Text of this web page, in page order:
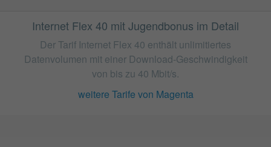
Internet Flex 40 mit Jugendbonus im Detail
Der Tarif Internet Flex 40 enthält unlimitiertes
Datenvolumen mit einer Download-Geschwindigkeit
von bis zu 40 Mbit/s.
weitere Tarife von Magenta